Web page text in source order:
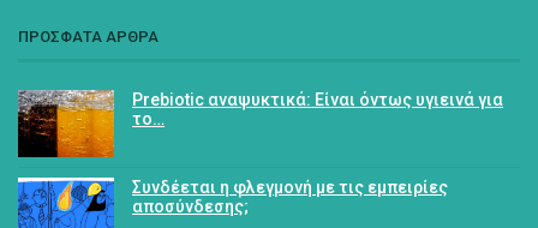
ΠΡΟΣΦΑΤΑ ΑΡΘΡΑ
Prebiotic αναψυκτικά: Είναι όντως υγιεινά για
το…
Συνδέεται η φλεγμονή με τις εμπειρίες
αποσύνδεσης;